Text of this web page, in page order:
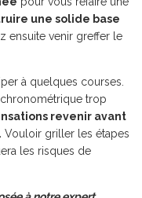
une solide base
ensuite venir greffer le
à quelques courses.
chronométrique trop
revenir avant
Vouloir griller les étapes
les risques de